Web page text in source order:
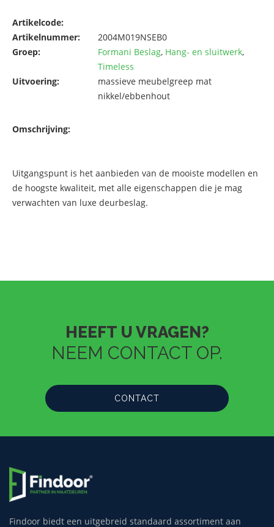
Artikelcode:
Artikelnummer:
2004M019NSEB0
Groep:
Formani Beslag, Hang- en sluitwerk,
Timeless
Uitvoering:
massieve meubelgreep mat
nikkel/ebbenhout
Omschrijving:
Uitgangspunt is het aanbieden van de mooiste modellen en
de hoogste kwaliteit, met alle eigenschappen die je mag
verwachten van luxe deurbeslag.
HEEFT U VRAGEN?
NEEM CONTACT OP.
CONTACT
Findoor biedt een uitgebreid standaard assortiment aan